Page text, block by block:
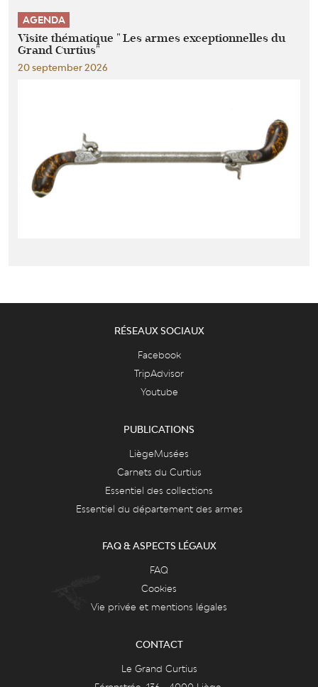
AGENDA
Visite thématique " Les armes exceptionnelles du
Grand Curtius"
20 september 2026
RÉSEAUX SOCIAUX
Facebook
TripAdvisor
Youtube
PUBLICATIONS
LiègeMusées
Carnets du Curtius
Essentiel des collections
Essentiel du département des armes
FAQ & ASPECTS LÉGAUX
FAQ
Cookies
Vie privée et mentions légales
CONTACT
Le Grand Curtius